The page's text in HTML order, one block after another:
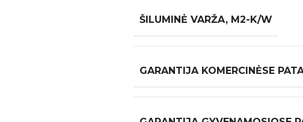
ŠILUMINĖ VARŽA, M2-K/W
GARANTIJA KOMERCINĖSE